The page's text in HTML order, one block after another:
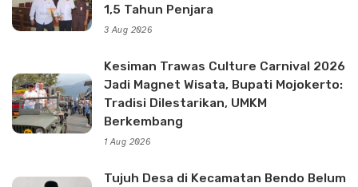
1,5 Tahun Penjara
3 Aug 2026
Kesiman Trawas Culture Carnival 2026
Jadi Magnet Wisata, Bupati Mojokerto:
Tradisi Dilestarikan, UMKM
Berkembang
1 Aug 2026
Tujuh Desa di Kecamatan Bendo Belum